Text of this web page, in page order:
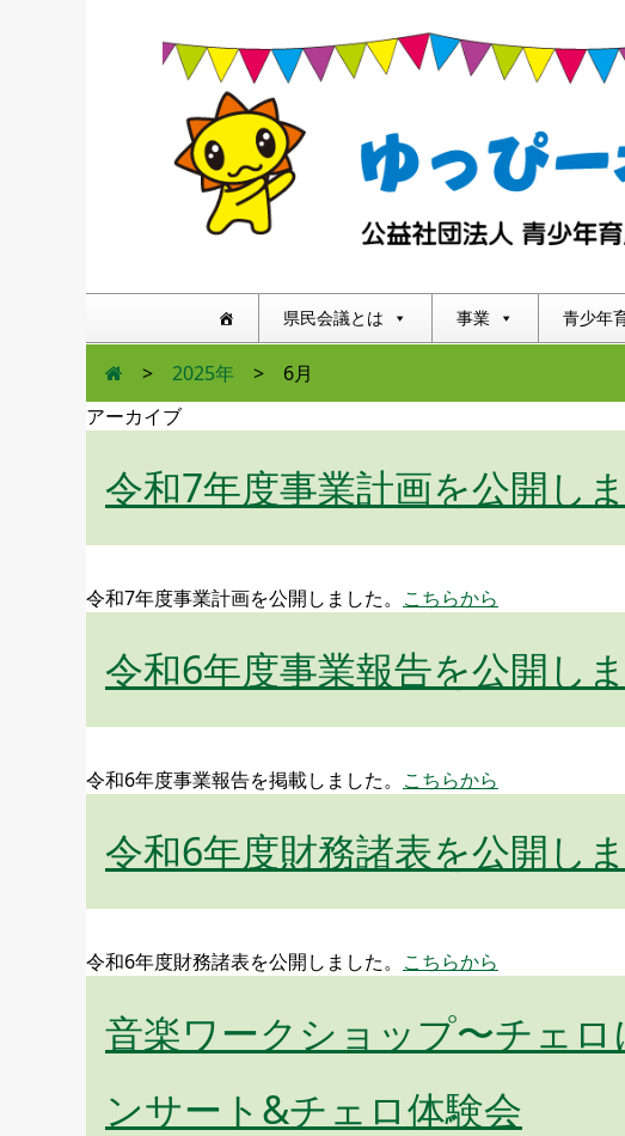
県民会議とは 事業 青少年
> 2025年 >
6月
アーカイブ
令和7年度事業計画を公開し
令和7年度事業計画を公開しました。 こちらから
令和6年度事業報告を公開し
令和6年度事業報告を掲載しました。 こちらから
令和6年度財務諸表を公開し
令和6年度財務諸表を公開しました。 こちらから
音楽ワークショップ〜チェ
ンサート&チェロ体験会